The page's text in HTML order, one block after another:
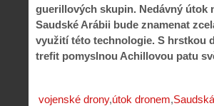
guerillových skupin. Nedávný útok
Saudské Arábii bude znamenat
využití této technologie. S hrstkou
trefit pomyslnou Achillovou patu
vojenské drony útok dronem